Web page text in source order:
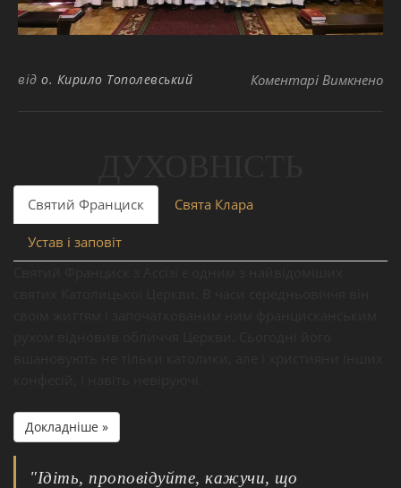
від о. Кирило Тополевський Коментарі Вимкненодо
Святий Франциск Свята Клара
Устав і заповіт
Докладніше »
"Ідіть, проповідуйте, кажучи, що